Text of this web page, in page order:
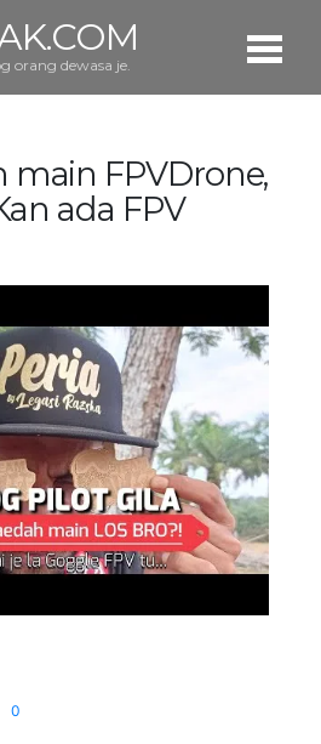
orang dewasa je.
main FPVDrone,
ada FPV
0